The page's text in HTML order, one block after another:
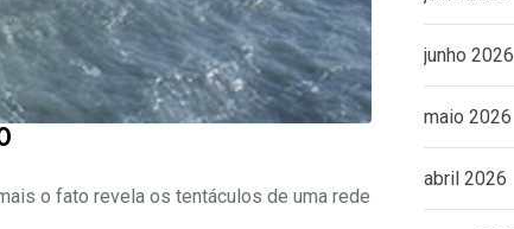
o fato revela os tentáculos de uma rede
junho 2026
maio 2026
abril 2026